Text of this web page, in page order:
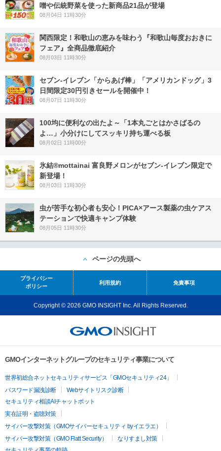
噌や伝統野菜を使った新商品21品が登場
08月04日 11時30分
関西限定！和歌山の恵みを味わう『和歌山毎度おおきに
フェア』全商品徹底紹介
08月03日 11時30分
セブン‐イレブン「からあげ棒」「アメリカンドッグ」3
日間限定30円引きセールを開催中！
08月07日 11時30分
100均に便利なの出たよ～「1本丸ごとはかさばるの
よ…」小分けにしてスッキリ持ち運べる板
08月02日 11時00分
氷結®mottainai 富良野メロンがセブン‐イレブン限定で
新登場！
08月03日 11時30分
虫が苦手な初心者も安心！PICA×アース製薬の虫ケアス
テーションで快適キャンプ体験
08月05日 11時30分
ページの先頭へ
プライバシー
ポリシー
利用規約 免責事項
Copyright © 2026 GMO INSIGHT Inc. All Rights Reserved.
GMOインターネットグループのセキュリティ事業について
世界初総合ネットセキュリティサービス「GMOセキュリティ24」
パスワード漏洩診断
Webサイトリスク診断
セキュリティ相談AIチャットボット
実在証明・盗聴対策
サイバー攻撃対策（GMOサイバーセキュリティ byイエラエ）
サイバー攻撃対策（GMO Flatt Security）
なりすまし対策